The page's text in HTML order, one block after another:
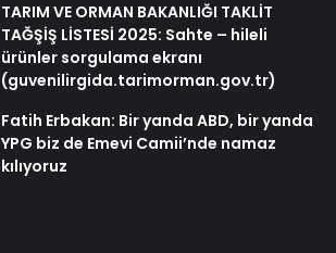
TARIM VE ORMAN BAKANLIĞI TAKLİT
TAĞŞİŞ LİSTESİ 2025: Sahte – hileli
ürünler sorgulama ekranı
(guvenilirgida.tarimorman.gov.tr)
Fatih Erbakan: Bir yanda ABD, bir yanda
YPG biz de Emevi Camii’nde namaz
kılıyoruz